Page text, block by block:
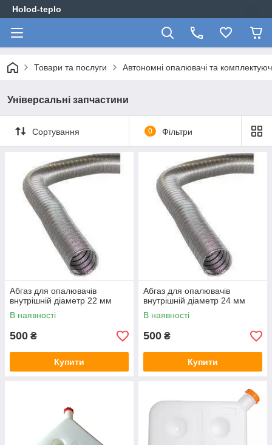
Holod-teplo
Товари та послуги Автономні опалювачі та
Універсальні запчастини
Сортування 0 Фільтри
Абгаз для опалювачів
внутрішній діаметр 22 мм
В наявності
500 ₴
Купити
Абгаз для опалювачів
внутрішній діаметр 24 мм
В наявності
500 ₴
Купити